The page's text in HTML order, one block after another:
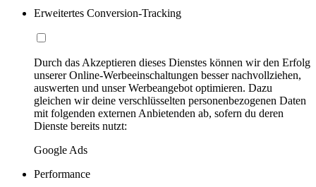
Erweitertes Conversion-Tracking
Durch das Akzeptieren dieses Dienstes können wir den Erfolg
unserer Online-Werbeeinschaltungen besser nachvollziehen,
auswerten und unser Werbeangebot optimieren. Dazu
gleichen wir deine verschlüsselten personenbezogenen Daten
mit folgenden externen Anbietenden ab, sofern du deren
Dienste bereits nutzt:
Google Ads
Performance